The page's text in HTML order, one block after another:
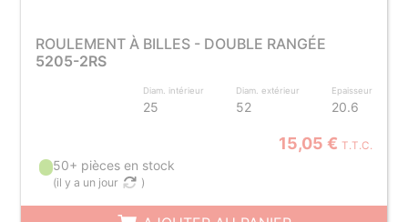
ROULEMENT À BILLES - DOUBLE RANGÉE
5205-2RS
Diam. intérieur
25
Diam. extérieur
52
Epaisseur
20.6
15,05 € T.T.C.
50+ pièces en stock
(il y a un jour )